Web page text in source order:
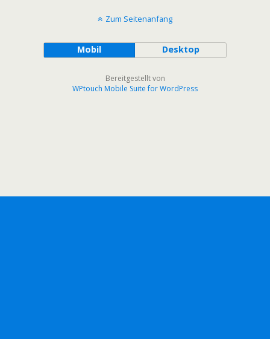
Zum Seitenanfang
Mobil Desktop
Bereitgestellt von
WPtouch Mobile Suite for WordPress